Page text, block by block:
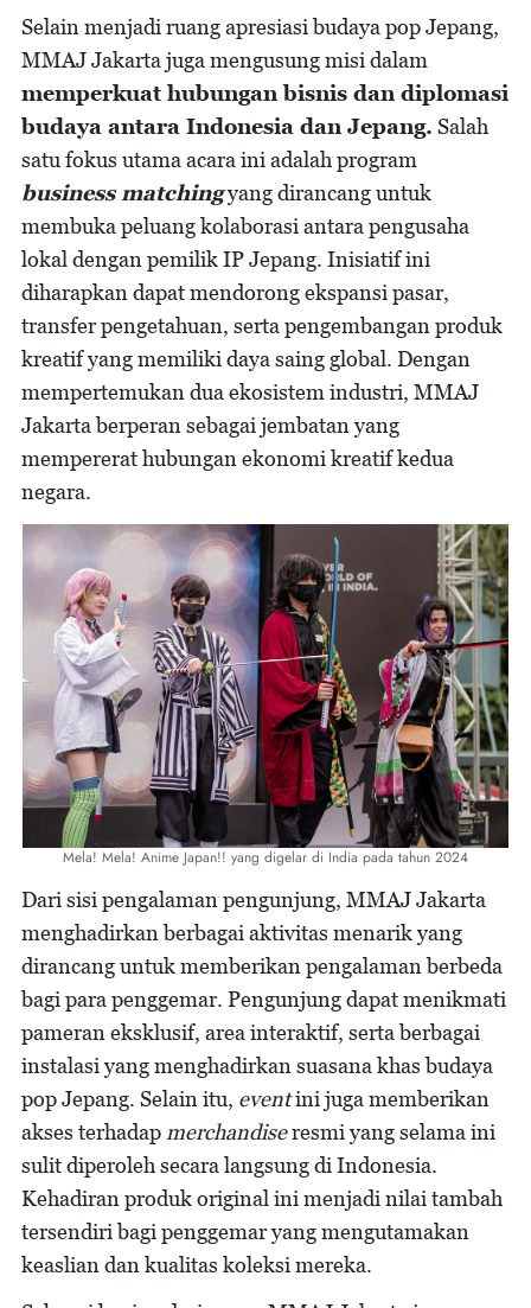
Selain menjadi ruang apresiasi budaya pop Jepang,
MMAJ Jakarta juga mengusung misi dalam
memperkuat hubungan bisnis dan diplomasi
budaya antara Indonesia dan Jepang. Salah
satu fokus utama acara ini adalah program
business matchingyang dirancang untuk
membuka peluang kolaborasi antara pengusaha
lokal dengan pemilik IP Jepang. Inisiatif ini
diharapkan dapat mendorong ekspansi pasar,
transfer pengetahuan, serta pengembangan produk
kreatif yang memiliki daya saing global. Dengan
mempertemukan dua ekosistem industri, MMAJ
Jakarta berperan sebagai jembatan yang
mempererat hubungan ekonomi kreatif kedua
negara.
Mela! Mela! Anime Japan!! yang digelar di India pada tahun 2024
Dari sisi pengalaman pengunjung, MMAJ Jakarta
menghadirkan berbagai aktivitas menarik yang
dirancang untuk memberikan pengalaman berbeda
bagi para penggemar. Pengunjung dapat menikmati
pameran eksklusif, area interaktif, serta berbagai
instalasi yang menghadirkan suasana khas budaya
pop Jepang. Selain itu, eventini juga memberikan
akses terhadap merchandiseresmi yang selama ini
sulit diperoleh secara langsung di Indonesia.
Kehadiran produk original ini menjadi nilai tambah
tersendiri bagi penggemar yang mengutamakan
keaslian dan kualitas koleksi mereka.